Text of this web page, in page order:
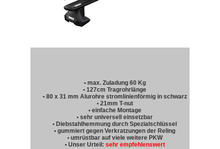
• max. Zuladung 60 Kg
• 127cm Tragrohrlänge
• 80 x 31 mm Alurohre stromlinienförmig in schwarz
• 21mm T-nut
• einfache Montage
• sehr universell einsetzbar
• Diebstahlhemmung durch Spezialschlüssel
• gummiert gegen Verkratzungen der Reling
• umrüstbar auf viele weitere PKW
• Unser Urteil: sehr empfehlenswert